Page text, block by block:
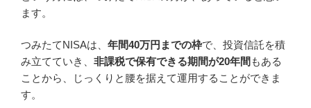
ます。
つみたてNISAは、 年間40万円までの枠で、投資信託を積
み立てていき、 非課税で保有できる期間が20年間 もある
ことから、じっくりと腰を据えて運用することができま
す。